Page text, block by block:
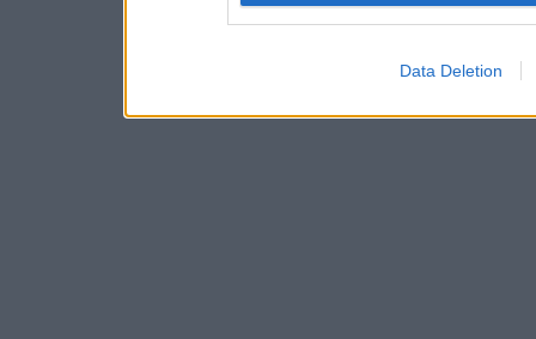
Data Deletion